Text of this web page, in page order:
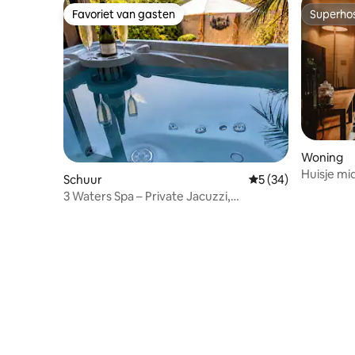
Favoriet van gasten
Favoriet van gasten
Schuur Gemiddelde
5 (34)
3 Waters Spa – Private Jacuzzi,
Woning
Huisje